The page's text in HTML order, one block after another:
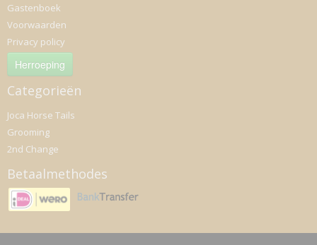
Gastenboek
Voorwaarden
Privacy policy
Herroeping
Categorieën
Joca Horse Tails
Grooming
2nd Change
Betaalmethodes